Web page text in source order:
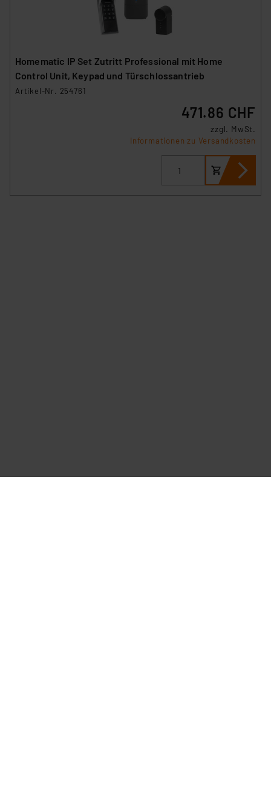
Homematic IP Set Zutritt Professional mit Home
Control Unit, Keypad und Türschlossantrieb
Artikel-Nr. 254761
471.86 CHF
zzgl. MwSt.
Informationen zu Versandkosten